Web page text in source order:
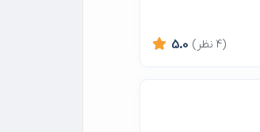
5.0 (4 نظر)